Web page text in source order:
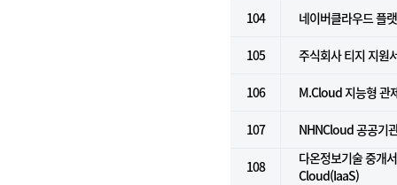
104 네이버클라우드 플
105 주식회사 티지 지원
106 M.Cloud 지능형 관
107 NHNCloud 공공기
108
다온정보기술 중개
Cloud(IaaS)